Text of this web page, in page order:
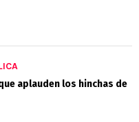
aplauden los hinchas de